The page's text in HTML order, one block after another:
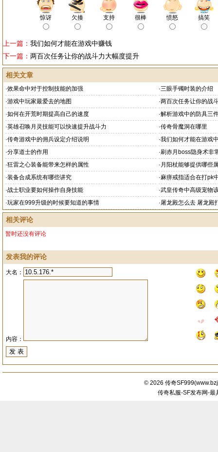
惊讶 欠揍 支持 很棒 愤怒 搞笑
上一篇： 我们如何才能在游戏中赚钱
下一篇： 两百次任务让你的战斗力大幅度提升
相关文章
·效果命中对于控制技能的加强 ·三眼手镯时装的介绍
·游戏中玩家最爱去的地图 ·两百次任务让你的战
·如何在开荒时期提高自己的速度 ·解析游戏中的防具三
·英雄召唤月灵技能可以快速提升战斗力 ·传奇骨魔洞在哪里
·传奇游戏中的佣兵设定介绍说明 ·我们如何才能在游戏
·分享道士的作用 ·刷赤月boss隐身术非
·狂雷之心装备能带来怎样的属性 · 月阳杖能够提供哪些
·装备合成系统有哪些讲究 ·麻痹戒指适合在打pk
·战士职业要如何操作自身技能 ·武皇传奇中高级宠物
·玩家在999升级的时候要知道的事情 ·屠龙殿怎么去 屠龙殿
相关评论
暂时还没有评论
发表我的评论
大名：
内容：
© 2026 传奇SF999(
传奇私服-SF发布网-最